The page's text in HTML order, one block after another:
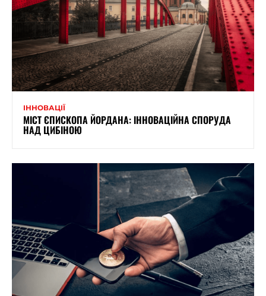
ІННОВАЦІЇ
МІСТ ЄПИСКОПА ЙОРДАНА: ІННОВАЦІЙНА СПОРУДА
НАД ЦИБІНОЮ